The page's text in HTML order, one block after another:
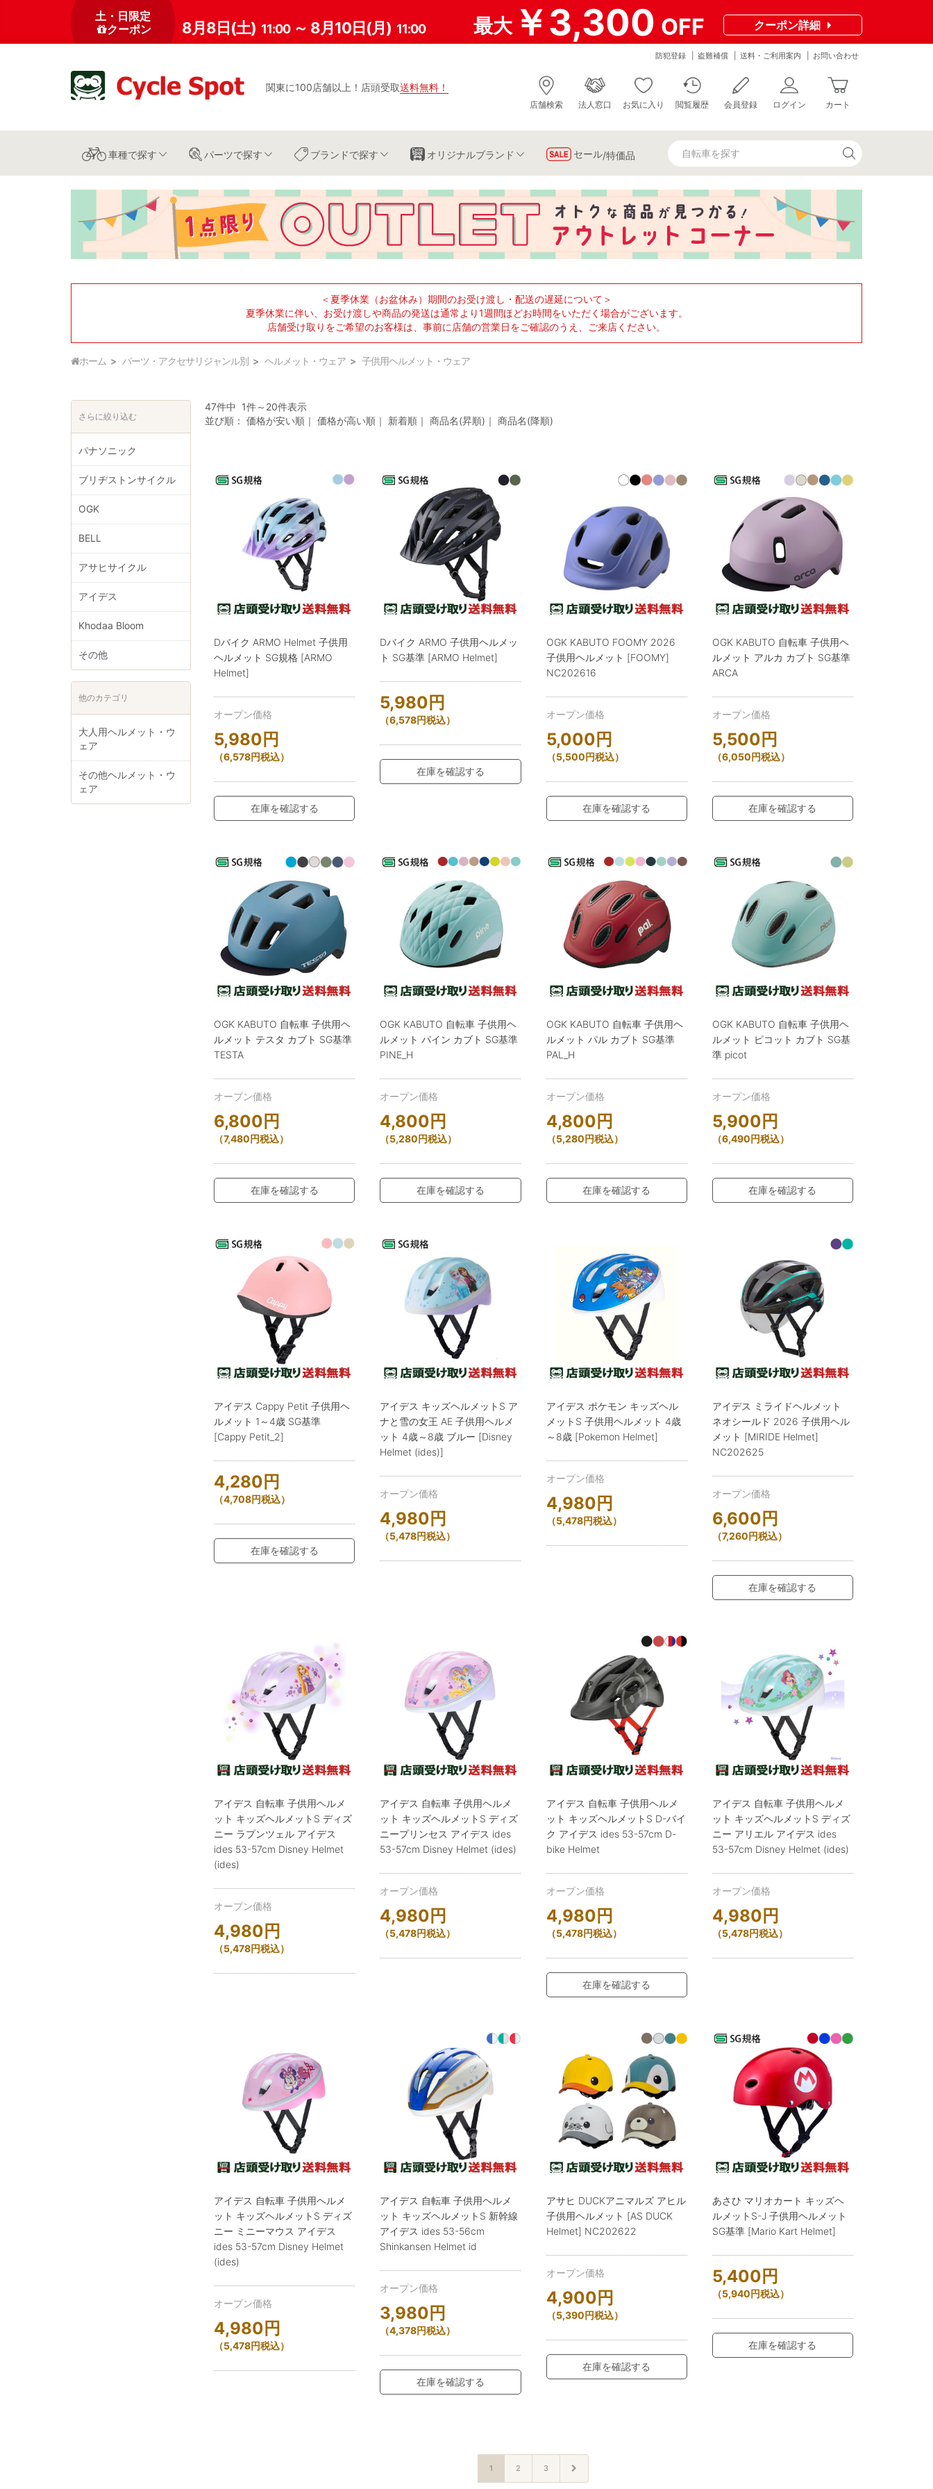
土・日限定
クーポン
8月8日(土) 11:00 ～ 8月10日(月) 11:00 最大￥3,300 OFF クーポン詳細
関東に100店舗以上 ！ 店頭受取送料無料 ！
防犯登録 盗難補償 送料・ご利用案内 お問い合わせ
店舗検索 法人窓口 お気に入り 閲覧履歴 会員登録 ログイン カート
車種で探す パーツで探す ブランドで探す オリジナルブランド セール/特価品
＜夏季休業（お盆休み）期間のお受け渡し・配送の遅延について＞
夏季休業に伴い、お受け渡しや商品の発送は通常より1週間ほどお時間をいただく場合がございます。
店舗受け取りをご希望のお客様は、事前に店舗の営業日をご確認のうえ、ご来店ください。
ホーム パーツ・アクセサリジャンル別 ヘルメット・ウェア 子供用ヘルメット・ウェア
47件中 1件～20件表示
並び順：価格が安い順 ｜価格が高い順 ｜ 新着順 ｜商品名(昇順) ｜商品名(降順)
Dバイク ARMO Helmet 子供用
ヘルメット SG規格 [ARMO
Helmet]
オープン価格
5,980 円
（6,578円税込）
在庫を確認する
Dバイク ARMO 子供用ヘルメッ
ト SG基準 [ARMO Helmet]
5,980 円
（6,578円税込）
在庫を確認する
OGK KABUTO FOOMY 2026
子供用ヘルメット [FOOMY]
NC202616
オープン価格
5,000 円
（5,500円税込）
在庫を確認する
OGK KABUTO 自転車 子供用ヘ
ルメット アルカ カブト SG基準
ARCA
オープン価格
5,500 円
（6,050円税込）
在庫を確認する
OGK KABUTO 自転車 子供用ヘ
ルメット テスタ カブト SG基準
TESTA
オープン価格
6,800 円
（7,480円税込）
在庫を確認する
OGK KABUTO 自転車 子供用ヘ
ルメット パイン カブト SG基準
PINE_H
オープン価格
4,800 円
（5,280円税込）
在庫を確認する
OGK KABUTO 自転車 子供用ヘ
ルメット パル カブト SG基準
PAL_H
オープン価格
4,800 円
（5,280円税込）
在庫を確認する
OGK KABUTO 自転車 子供用ヘ
ルメット ピコット カブト SG基
準 picot
オープン価格
5,900 円
（6,490円税込）
在庫を確認する
アイデス Cappy Petit 子供用ヘ
ルメット 1～4歳 SG基準
[Cappy Petit_2]
4,280 円
（4,708円税込）
在庫を確認する
アイデス キッズヘルメットS ア
ナと雪の女王 AE 子供用ヘルメ
ット 4歳～8歳 ブルー [Disney
Helmet (ides)]
オープン価格
4,980 円
（5,478円税込）
アイデス ポケモン キッズヘル
メットS 子供用ヘルメット 4歳
～8歳 [Pokemon Helmet]
オープン価格
4,980 円
（5,478円税込）
アイデス ミライドヘルメット
ネオシールド 2026 子供用ヘル
メット [MIRIDE Helmet]
NC202625
オープン価格
6,600 円
（7,260円税込）
在庫を確認する
アイデス 自転車 子供用ヘルメ
ット キッズヘルメットS ディズ
ニー ラプンツェル アイデス
ides 53-57cm Disney Helmet
(ides)
オープン価格
4,980 円
（5,478円税込）
アイデス 自転車 子供用ヘルメ
ット キッズヘルメットS ディズ
ニープリンセス アイデス ides
53-57cm Disney Helmet (ides)
オープン価格
4,980 円
（5,478円税込）
アイデス 自転車 子供用ヘルメ
ット キッズヘルメットS D-バイ
ク アイデス ides 53-57cm D-
bike Helmet
オープン価格
4,980 円
（5,478円税込）
在庫を確認する
アイデス 自転車 子供用ヘルメ
ット キッズヘルメットS ディズ
ニー アリエル アイデス ides
53-57cm Disney Helmet (ides)
オープン価格
4,980 円
（5,478円税込）
アイデス 自転車 子供用ヘルメ
ット キッズヘルメットS ディズ
ニー ミニーマウス アイデス
ides 53-57cm Disney Helmet
(ides)
オープン価格
4,980 円
（5,478円税込）
アイデス 自転車 子供用ヘルメ
ット キッズヘルメットS 新幹線
アイデス ides 53-56cm
Shinkansen Helmet id
オープン価格
3,980 円
（4,378円税込）
在庫を確認する
アサヒ DUCKアニマルズ アヒル
子供用ヘルメット [AS DUCK
Helmet] NC202622
オープン価格
4,900 円
（5,390円税込）
在庫を確認する
あさひ マリオカート キッズヘ
ルメットS-J 子供用ヘルメット
SG基準 [Mario Kart Helmet]
5,400 円
（5,940円税込）
在庫を確認する
1 2 3
さらに絞り込む
パナソニック
ブリヂストンサイクル
OGK
BELL
アサヒサイクル
アイデス
Khodaa Bloom
その他
他のカテゴリ
大人用ヘルメット・ウ
ェア
その他ヘルメット・ウ
ェア